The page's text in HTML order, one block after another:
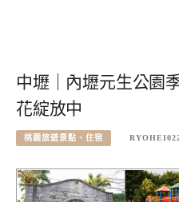
中壢｜內壢元生公園
花綻放中
桃園旅遊景點、住宿